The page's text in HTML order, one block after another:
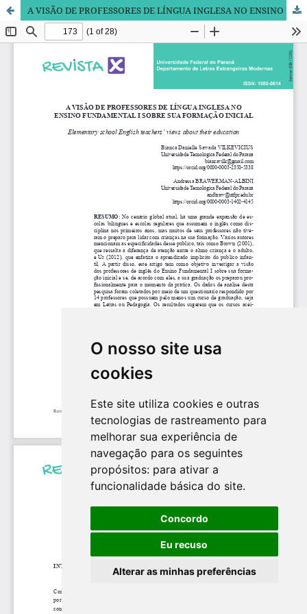
O nosso site usa
cookies
Este site utiliza cookies e outras
tecnologias de rastreamento para
melhorar sua experiência de
navegação para os seguintes
propósitos: para ativar a
funcionalidade básica do site.
Concordo
Eu recuso
Alterar as minhas preferências
A VISÃO DE PROFESSORES DE LÍNGUA INGLESA NO ENSINO FUNDAMENTAL I SOBRE SUA FORMAÇÃO INICIAL